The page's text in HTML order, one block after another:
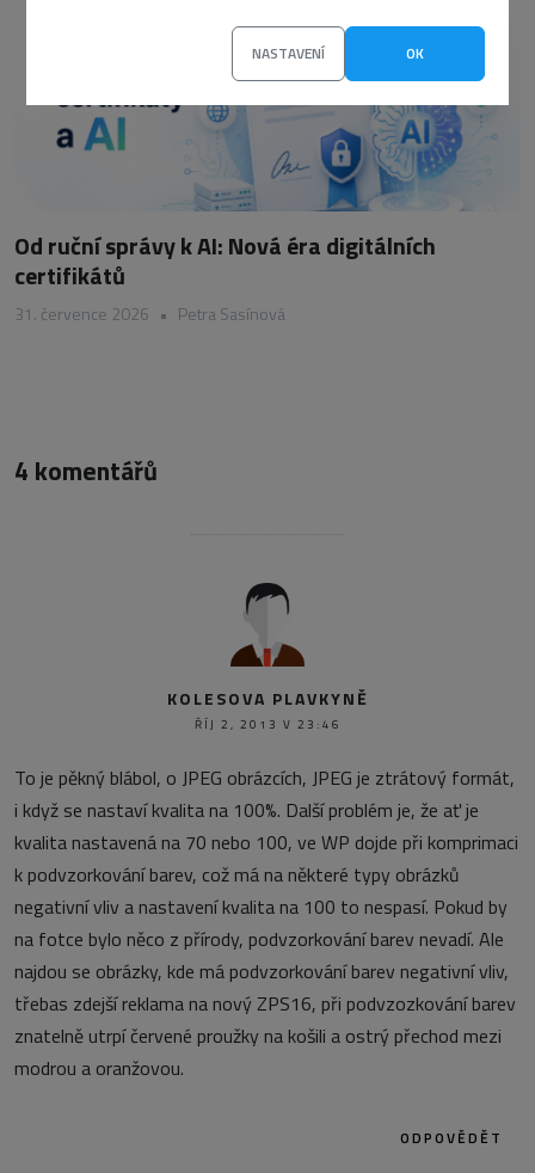
NASTAVENÍ OK
Od ruční správy k AI: Nová éra digitálních
certifikátů
31. července 2026 • Petra Sasínová
4 komentářů
KOLESOVA PLAVKYNĚ
ŘÍJ 2, 2013 V 23:46
To je pěkný blábol, o JPEG obrázcích, JPEG je ztrátový formát,
i když se nastaví kvalita na 100%. Další problém je, že ať je
kvalita nastavená na 70 nebo 100, ve WP dojde při komprimaci
k podvzorkování barev, což má na některé typy obrázků
negativní vliv a nastavení kvalita na 100 to nespasí. Pokud by
na fotce bylo něco z přírody, podvzorkování barev nevadí. Ale
najdou se obrázky, kde má podvzorkování barev negativní vliv,
třebas zdejší reklama na nový ZPS16, při podvzozkování barev
znatelně utrpí červené proužky na košili a ostrý přechod mezi
modrou a oranžovou.
ODPOVĚDĚT